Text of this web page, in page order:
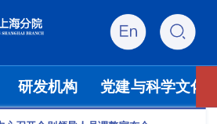
研发机构 党建与科学文化